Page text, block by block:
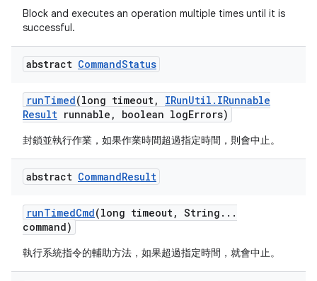
Block and executes an operation multiple times until it is
successful.
abstract CommandStatus
runTimed(long timeout, IRunUtil . IRunnable
Result runnable , boolean logErrors)
封鎖並執行作業，如果作業時間超過指定時間，則會中止。
abstract CommandResult
runTimedCmd(long timeout, String . . .
command)
執行系統指令的輔助方法，如果超過指定時間，就會中止。